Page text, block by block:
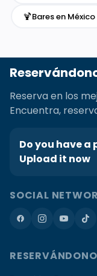
🍹Bares en México
Reserva en los
Encuentra,
Do you have a
Upload it now
SOCIAL